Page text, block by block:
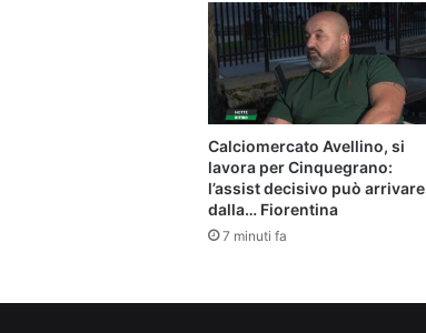
Calciomercato Avellino, si
lavora per Cinquegrano:
l’assist decisivo può arrivare
dalla… Fiorentina
7 minuti fa